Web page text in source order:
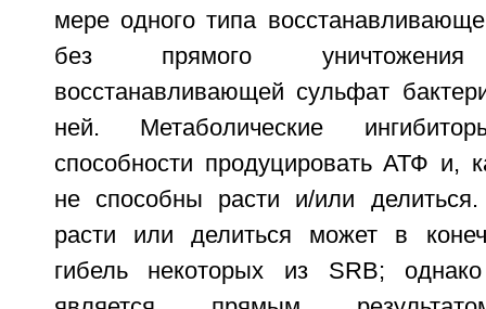
мере одного типа
без прямого уничтожения
восстанавливающей сульфат
ней. Метаболические
способности продуцировать АТФ и,
не способны расти и/или делиться.
расти или делиться может в
гибель некоторых из SRB;